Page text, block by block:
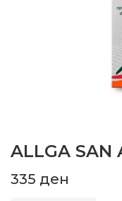
ALLGA SAN
335 ден